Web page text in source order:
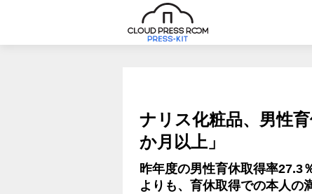
ナリス化粧品、男性
か月以上」
昨年度の男性育休取得率27.3
よりも、育休取得での本人の